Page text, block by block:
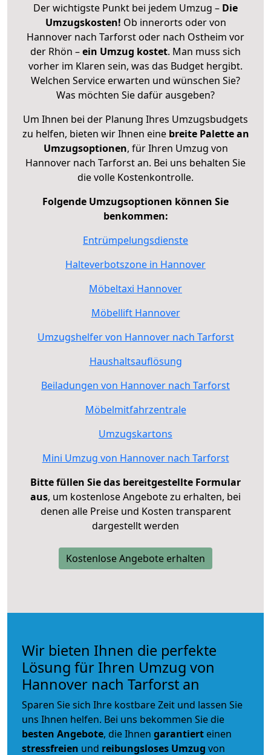
Der wichtigste Punkt bei jedem Umzug – Die
Umzugskosten! Ob innerorts oder von
Hannover nach Tarforst oder nach Ostheim vor
der Rhön –ein Umzug kostet. Man muss sich
vorher im Klaren sein, was das Budget hergibt.
Welchen Service erwarten und wünschen Sie?
Was möchten Sie dafür ausgeben?
Um Ihnen bei der Planung Ihres Umzugsbudgets
zu helfen, bieten wir Ihnen eine breite Palette an
Umzugsoptionen, für Ihren Umzug von
Hannover nach Tarforst an. Bei uns behalten Sie
die volle Kostenkontrolle.
Folgende Umzugsoptionen können Sie
benkommen:
Entrümpelungsdienste
Halteverbotszone in Hannover
Möbeltaxi Hannover
Möbellift Hannover
Umzugshelfer von Hannover nach Tarforst
Haushaltsauflösung
Beiladungen von Hannover nach Tarforst
Möbelmitfahrzentrale
Umzugskartons
Mini Umzug von Hannover nach Tarforst
Bitte füllen Sie das bereitgestellte Formular
aus, um kostenlose Angebote zu erhalten, bei
denen alle Preise und Kosten transparent
dargestellt werden
Kostenlose Angebote erhalten
Wir bieten Ihnen die perfekte
Lösung für Ihren Umzug von
Hannover nach Tarforst an
Sparen Sie sich Ihre kostbare Zeit und lassen Sie
uns Ihnen helfen. Bei uns bekommen Sie die
besten Angebote, die Ihnen garantiert einen
stressfreien und reibungsloses Umzug von